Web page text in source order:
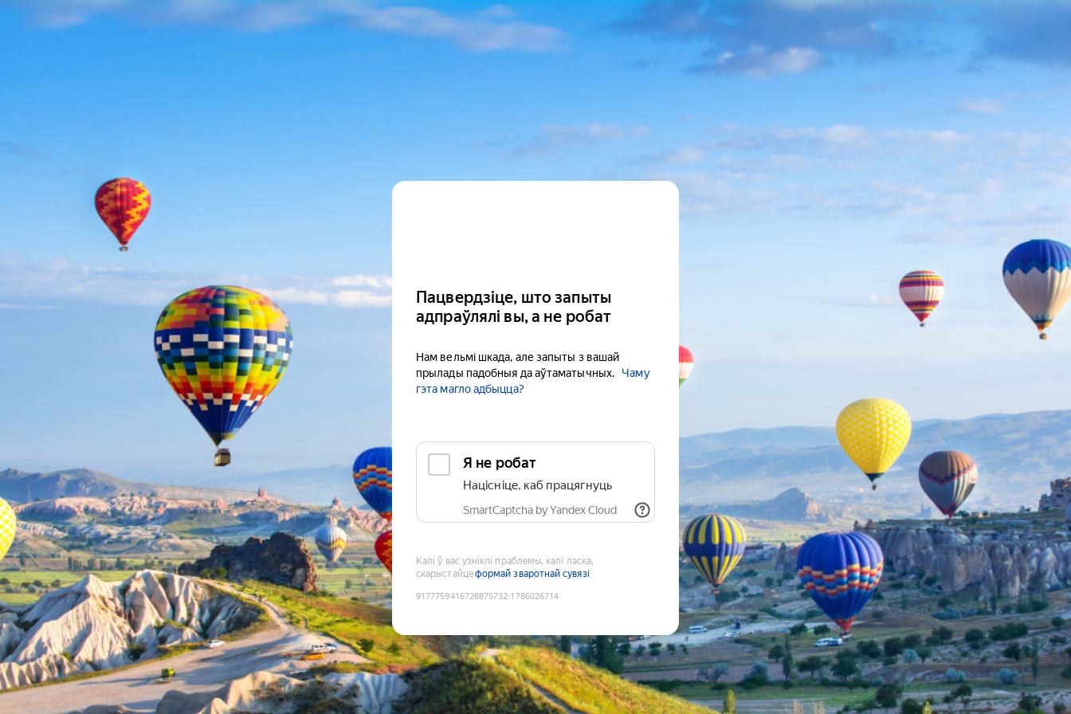
Пацвердзіце, што запыты
адпраўлялі вы, а не робат
Нам вельмі шкада, але запыты з вашай
прылады падобныя да аўтаматычных.
Чаму
гэта магло адбыцца?
Я не робат
Націсніце, каб працягнуць
SmartCaptcha by Yandex Cloud
Калі ў вас узніклі праблемы, калі ласка,
скарыстайцеформай зваротнай сувязі
9177759416728875732:1786026714